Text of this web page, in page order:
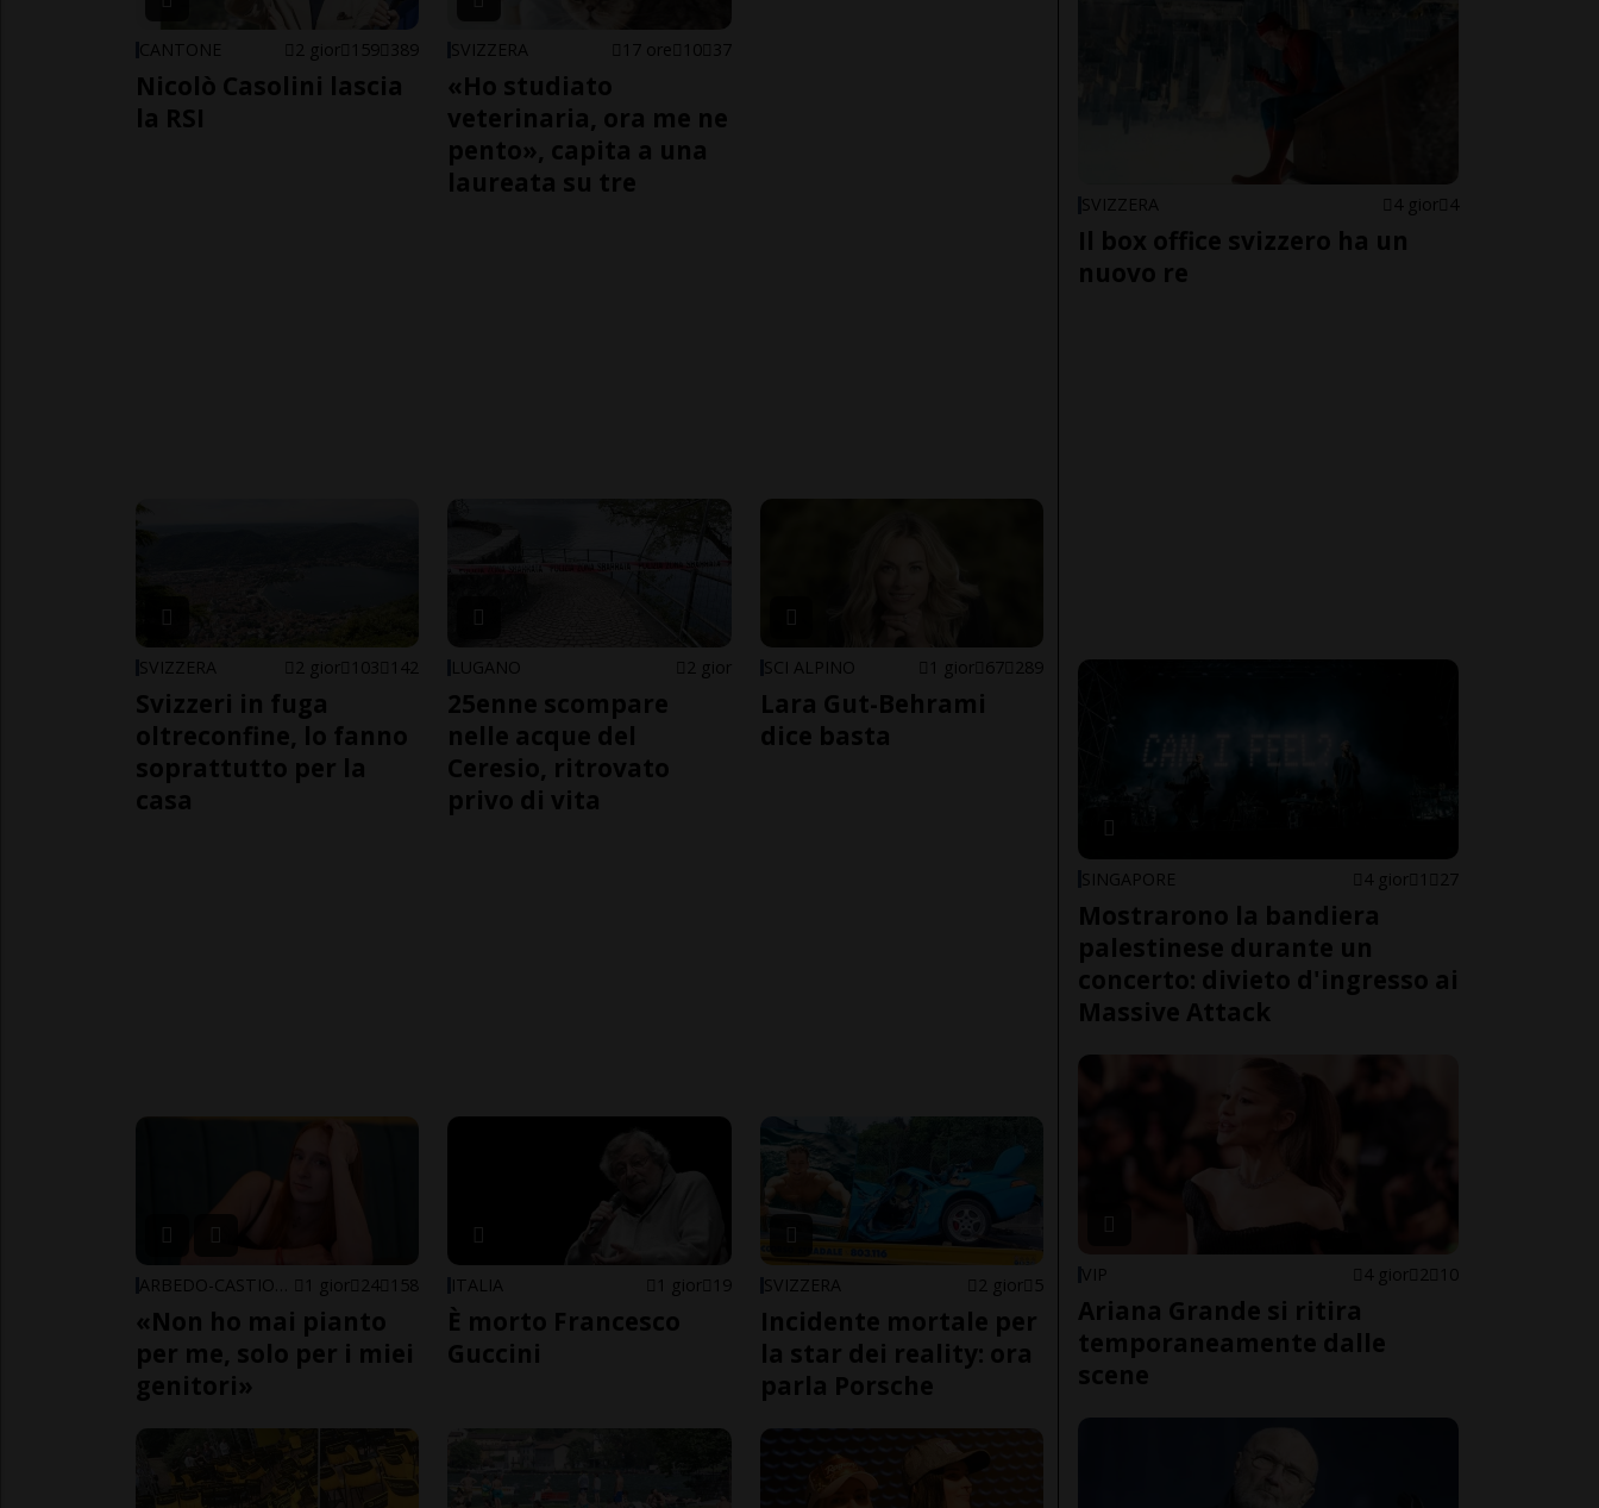
CANTONE 2 gior 159 389
Nicolò Casolini lascia
la RSI
SVIZZERA 17 ore 10 37
«Ho studiato
veterinaria, ora me ne
pento», capita a una
laureata su tre
SVIZZERA 2 gior 103 142
Svizzeri in fuga
oltreconfine, lo fanno
soprattutto per la
casa
LUGANO 2 gior
25enne scompare
nelle acque del
Ceresio, ritrovato
privo di vita
SCI ALPINO 1 gior 67 289
Lara Gut-Behrami
dice basta
1 gior 24 158
«Non ho mai pianto
per me, solo per i miei
genitori»
ITALIA 1 gior 19
È morto Francesco
Guccini
SVIZZERA 2 gior 5
Incidente mortale per
la star dei reality: ora
parla Porsche
SVIZZERA 4 gior 4
Il box office svizzero ha un
nuovo re
SINGAPORE 4 gior 1 27
Mostrarono la bandiera
palestinese durante un
concerto: divieto d'ingresso ai
Massive Attack
VIP 4 gior 2 10
Ariana Grande si ritira
temporaneamente dalle
scene